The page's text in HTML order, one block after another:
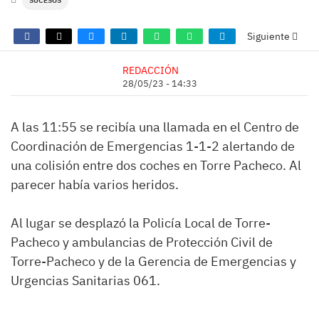
Siguiente
REDACCIÓN
28/05/23 - 14:33
A las 11:55 se recibía una llamada en el Centro de
Coordinación de Emergencias 1-1-2 alertando de
una colisión entre dos coches en Torre Pacheco. Al
parecer había varios heridos.
Al lugar se desplazó la Policía Local de Torre-
Pacheco y ambulancias de Protección Civil de
Torre-Pacheco y de la Gerencia de Emergencias y
Urgencias Sanitarias 061.